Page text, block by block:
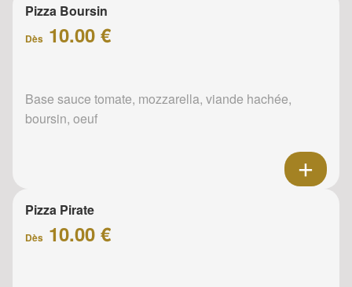
Pizza Boursin
Dès 10.00 €
Base sauce tomate, mozzarella, viande hachée,
boursin, oeuf
Pizza Pirate
Dès 10.00 €